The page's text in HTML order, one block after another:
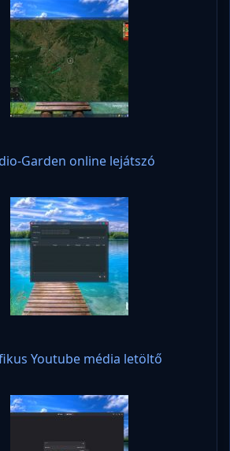
Garden online lejátszó
Youtube média letöltő